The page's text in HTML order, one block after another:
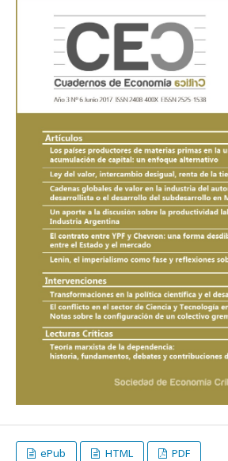
ePub HTML PDF